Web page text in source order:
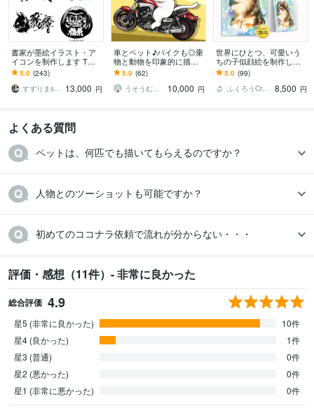
書家が墨絵イラスト・ア
イコンを制作します Tシ
ャツ・ステッカー・SNS
アイコンにも対応｜商用
利用OK
5.0 (243)
すずりまsuzurima 13,000 円
車とペット♪バイクも◎乗
物と動物を印象的に描き
ます プレゼント・グッ
ズ・広告にも使えるオリ
ジナル！乗物単体でも◎
5.0 (62)
うそうむそう
10,000 円
世界にひとつ、可愛いう
ちの子似顔絵を制作しま
す 写真以上の輝きで、心
に響くアートを
5.0 (99)
ふくろうCreate
8,500 円
よくある質問
ペットは、何匹でも描いてもらえるのですか？
人物とのツーショットも可能ですか？
初めてのココナラ依頼で流れが分からない・・・
評価・感想（11件）- 非常に良かった
総合評価 4.9
星5 (非常に良かった)
10件
星4 (良かった)
1件
星3 (普通)
0件
星2 (悪かった)
0件
星1 (非常に悪かった)
0件